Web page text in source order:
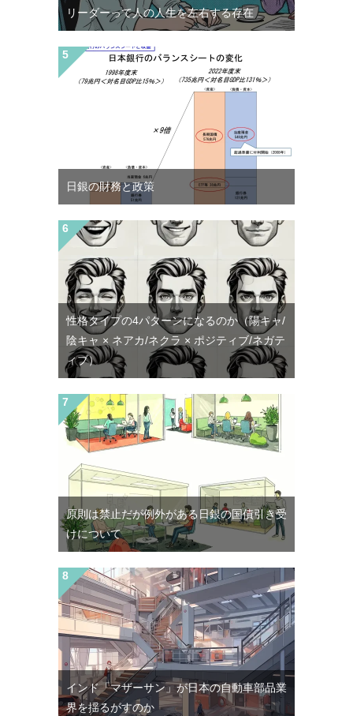
リーダーって人の人生を左右する存在
日銀の財務と政策
性格タイプの4パターンになるのか（陽キャ/
陰キャ × ネアカ/ネクラ × ポジティブ/ネガテ
ィブ）
原則は禁止だが例外がある日銀の国債引き受
けについて
インド「マザーサン」が日本の自動車部品業
界を揺るがすのか